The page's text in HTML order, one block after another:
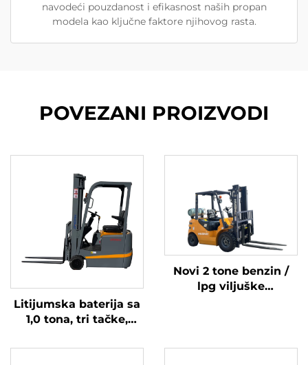
navodeći pouzdanost i efikasnost naših propan
modela kao ključne faktore njihovog rasta.
POVEZANI PROIZVODI
Litijumska baterija sa
1,0 tona, tri tačke,
litijumska baterija,
Novi 2 tone benzin /
lpg viljuške